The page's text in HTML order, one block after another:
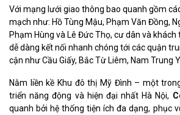
Với mạng lưới giao thông bao quanh gồm
mạch như: Hồ Tùng Mậu, Phạm Văn Đồng,
Phạm Hùng và Lê Đức Thọ, cư dân và khách
dễ dàng kết nối nhanh chóng tới các quận
cận như Cầu Giấy, Bắc Từ Liêm, Nam Trung
Nằm liền kề Khu đô thị Mỹ Đình – một
triển năng động và hiện đại nhất Hà Nội,
quanh bởi hệ thống tiện ích đa dạng, phục